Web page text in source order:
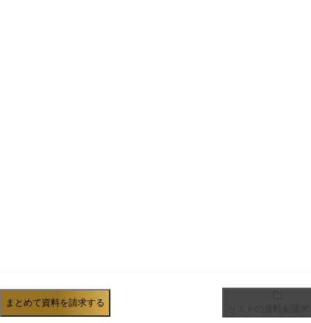
まとめて資料を請求する